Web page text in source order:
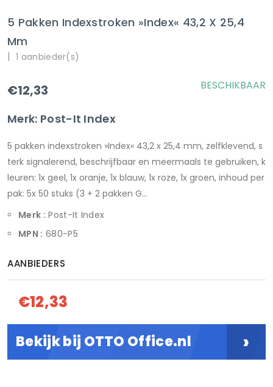
5 Pakken Indexstroken »Index« 43,2 X 25,4
Mm
| 1 aanbieder(s)
€12,33
Merk: Post-It Index
BESCHIKBAAR
5 pakken indexstroken »Index« 43,2 x 25,4 mm, zelfklevend, s
terk signalerend, beschrijfbaar en meermaals te gebruiken, k
leuren: 1x geel, 1x oranje, 1x blauw, 1x roze, 1x groen, inhoud per
pak: 5x 50 stuks (3 + 2 pakken G...
Merk : Post-It Index
MPN : 680-P5
AANBIEDERS
€12,33
Bekijk bij OTTO Office.nl ›